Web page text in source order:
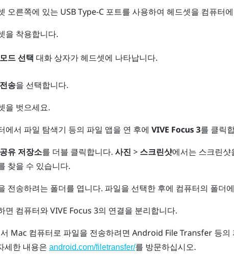
오른쪽에 있는 USB Type-C포트를 사용하여 헤드셋을 컴퓨터
을 착용합니다.
드 선택 대화 상자가 헤드셋에 나타납니다.
송을 선택합니다.
을 벗으세요.
에서 파일 탐색기 등의 파일 앱을 연 후에 VIVE Focus 3를 클릭
유 저장소를 더블 클릭합니다. 사진 > 스크린샷에서는 스크린샷
찾을 수 있습니다.
전송하려는 폴더를 엽니다. 파일을 선택한 후에 컴퓨터의 폴더
면 컴퓨터와VIVE Focus 3의 연결을 분리합니다.
Mac 컴퓨터로 파일을 전송하려면 Android File Transfer등의
세한 내용은 android.com/filetransfer/를 방문하십시오.